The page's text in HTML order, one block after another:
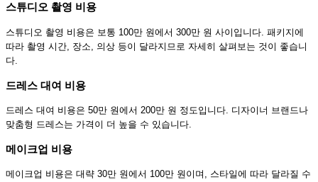
스튜디오 촬영 비용
스튜디오 촬영 비용은 보통 100만 원에서 300만 원 사이입니다. 패키지에
따라 촬영 시간, 장소, 의상 등이 달라지므로 자세히 살펴보는 것이 좋습니
다.
드레스 대여 비용
드레스 대여 비용은 50만 원에서 200만 원 정도입니다. 디자이너 브랜드나
맞춤형 드레스는 가격이 더 높을 수 있습니다.
메이크업 비용
메이크업 비용은 대략 30만 원에서 100만 원이며, 스타일에 따라 달라질 수